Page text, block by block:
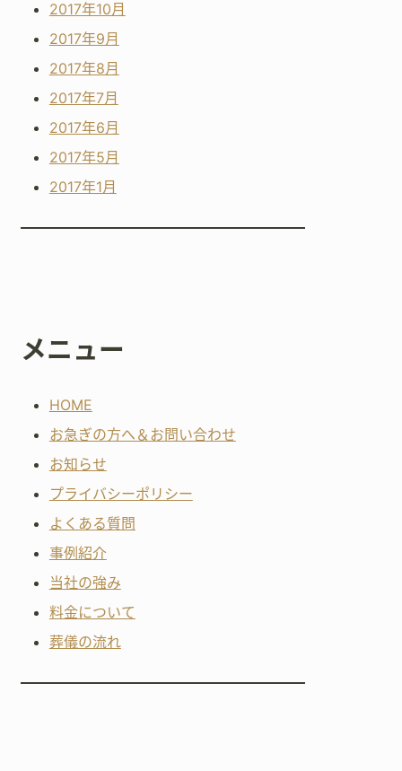
2017年10月
2017年9月
2017年8月
2017年7月
2017年6月
2017年5月
2017年1月
メニュー
HOME
お急ぎの方へ＆お問い合わせ
お知らせ
プライバシーポリシー
よくある質問
事例紹介
当社の強み
料金について
葬儀の流れ